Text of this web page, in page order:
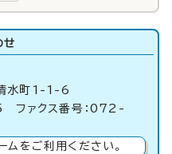
せ
水町1-1-6
ァクス番号：072-
をご利用ください。